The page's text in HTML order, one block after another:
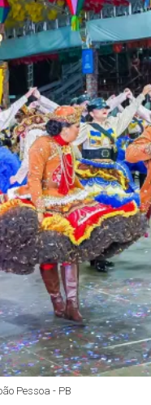
Pessoa - PB